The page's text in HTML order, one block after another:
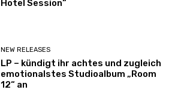
Hotel Session“
NEW RELEASES
LP – kündigt ihr achtes und zugleich
emotionalstes Studioalbum „Room
12“ an